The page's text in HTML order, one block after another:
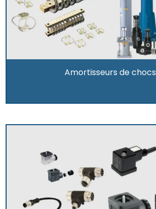
Amortisseurs de chocs